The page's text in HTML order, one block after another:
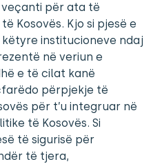
për ata të
Kosovës. Kjo si pjesë e
institucioneve ndaj
në veriun e
e të cilat kanë
përpjekje të
për t’u integruar në
të Kosovës. Si
të sigurisë për
të tjera,